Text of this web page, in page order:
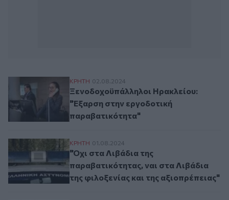
Ξενοδοχοϋπάλληλοι Ηρακλείου:
ΚΡΗΤΗ 02.08.2024
Ξενοδοχοϋπάλληλοι Ηρακλείου:
"Έξαρση στην εργοδοτική
παραβατικότητα"
"Όχι στα Λιβάδια της παραβατικότητας,
ΚΡΗΤΗ 01.08.2024
"Όχι στα Λιβάδια της
παραβατικότητας, ναι στα Λιβάδια
της φιλοξενίας και της αξιοπρέπειας"